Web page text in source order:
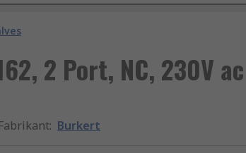
2 Port, NC, 230V ac
Fabrikant: Burkert